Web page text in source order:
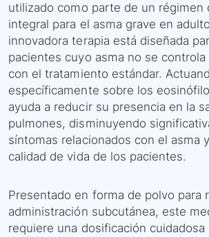
utilizado como parte de un régimen
integral para el asma grave en
innovadora terapia está diseñada
pacientes cuyo asma no se
con el tratamiento estándar.
específicamente sobre los
ayuda a reducir su presencia en la
pulmones, disminuyendo
síntomas relacionados con el asma
calidad de vida de los pacientes.
Presentado en forma de polvo para
administración subcutánea, este
requiere una dosificación cuidadosa